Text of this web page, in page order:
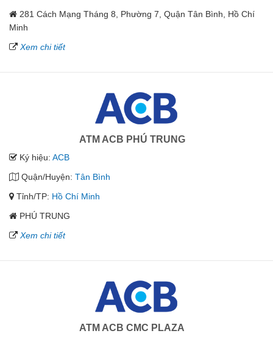
281 Cách Mạng Tháng 8, Phường 7, Quận Tân Bình, Hồ Chí
Minh
Xem chi tiết
ATM ACB PHÚ TRUNG
Ký hiệu: ACB
Quận/Huyện: Tân Bình
Tỉnh/TP: Hồ Chí Minh
PHÚ TRUNG
Xem chi tiết
ATM ACB CMC PLAZA